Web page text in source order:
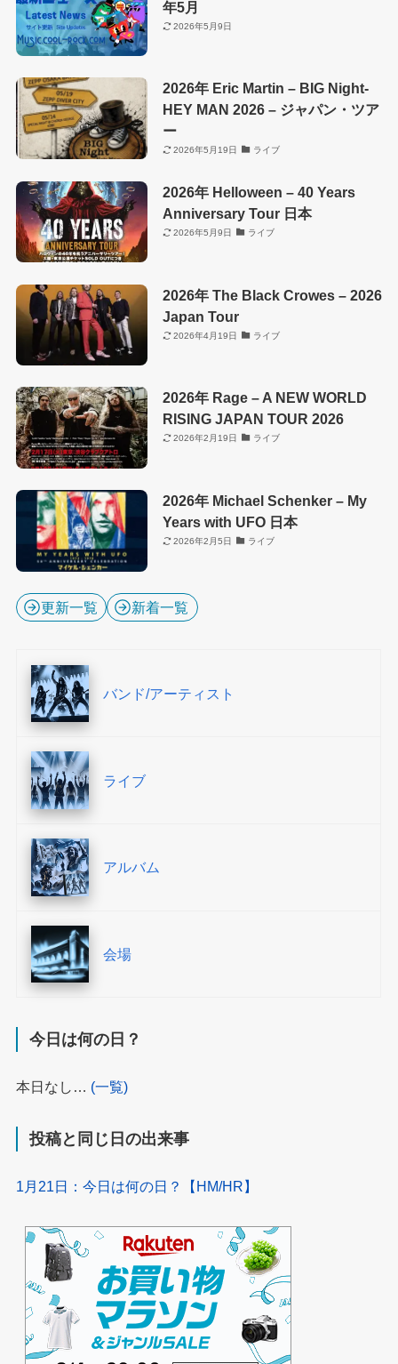
年5月
2026年5月9日
2026年 Eric Martin – BIG Night-
HEY MAN 2026 – ジャパン・ツア
ー
2026年5月19日 ライブ
2026年 Helloween – 40 Years
Anniversary Tour 日本
2026年5月9日 ライブ
2026年 The Black Crowes – 2026
Japan Tour
2026年4月19日 ライブ
2026年 Rage – A NEW WORLD
RISING JAPAN TOUR 2026
2026年2月19日 ライブ
2026年 Michael Schenker – My
Years with UFO 日本
2026年2月5日 ライブ
更新一覧 新着一覧
バンド/アーティスト
ライブ
アルバム
会場
今日は何の日？
本日なし… (一覧)
投稿と同じ日の出来事
1月21日：今日は何の日？【HM/HR】